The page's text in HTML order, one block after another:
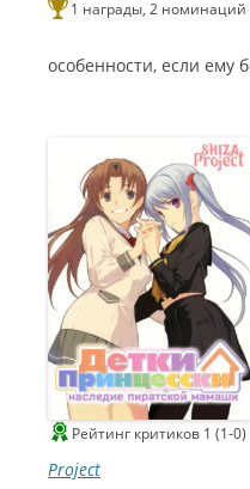
р
2
и
с
а
о
з
у
ч
к
и
в
с
е
р
и
а
е
1 награды, 2 номинаций
С
н
е
Г
о
м
э
р
2
0
1
8
особенности, если ему
Рейтинг критиков 1 (1-0)
Project